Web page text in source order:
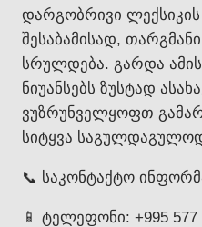
დარგობრივი
შესაბამისად,
სრულდება. გარდა
ნიუანსებს ზუსტად
ვუზრუნველყოფთ
სიტყვა
📞 საკონტაქტო
📱 ტელეფონი: +995 577